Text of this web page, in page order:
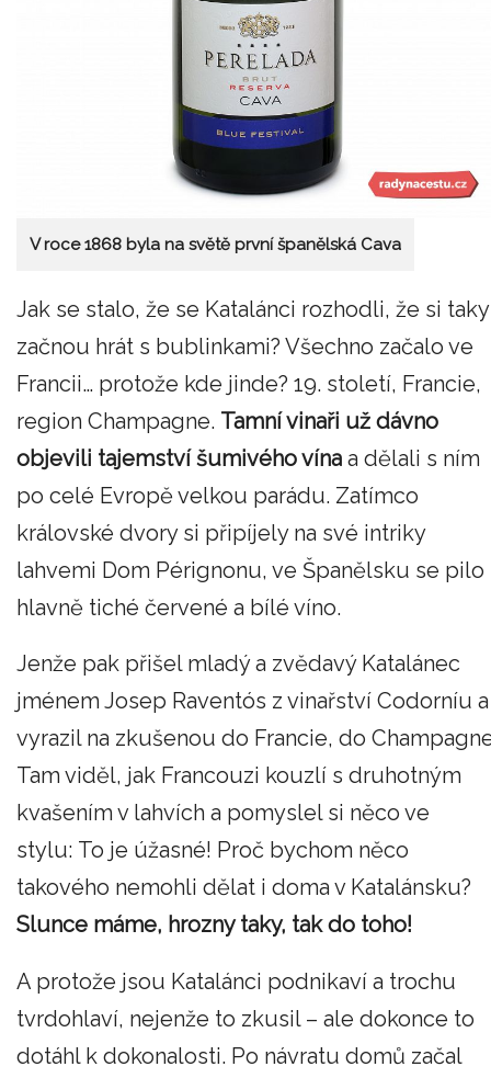
V roce 1868 byla na světě první španělská Cava
Jak se stalo, že se Katalánci rozhodli, že si taky
začnou hrát s bublinkami? Všechno začalo ve
Francii… protože kde jinde? 19. století, Francie,
region Champagne. Tamní vinaři už dávno
objevili tajemství šumivého vína a dělali s ním
po celé Evropě velkou parádu. Zatímco
královské dvory si připíjely na své intriky
lahvemi Dom Pérignonu, ve Španělsku se pilo
hlavně tiché červené a bílé víno.
Jenže pak přišel mladý a zvědavý Katalánec
jménem Josep Raventós z vinařství Codorníu a
vyrazil na zkušenou do Francie, do
Tam viděl, jak Francouzi kouzlí s druhotným
kvašením v lahvích a pomyslel si něco ve
stylu: To je úžasné! Proč bychom něco
takového nemohli dělat i doma v Katalánsku?
Slunce máme, hrozny taky, tak do toho!
A protože jsou Katalánci podnikaví a trochu
tvrdohlaví, nejenže to zkusil – ale dokonce to
dotáhl k dokonalosti. Po návratu domů začal